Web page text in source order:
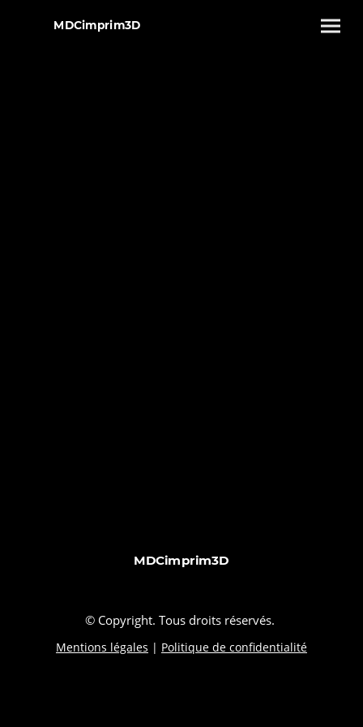
MDCimprim3D
MDCimprim3D
© Copyright. Tous droits réservés.
Mentions légales | Politique de confidentialité